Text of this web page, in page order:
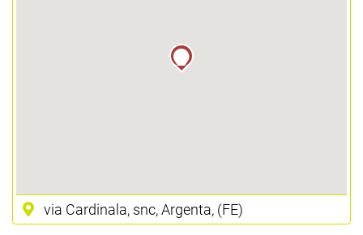
via Cardinala, snc, Argenta, (FE)